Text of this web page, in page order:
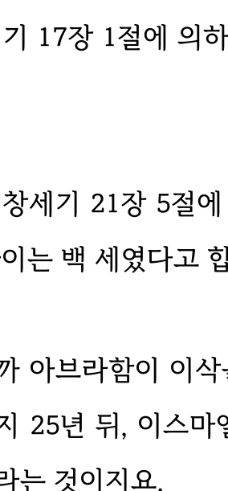
17장 1절에 의
세기 21장 5절
는 백 세였다고
아브라함이 이
25년 뒤, 이스
는 것이지요.